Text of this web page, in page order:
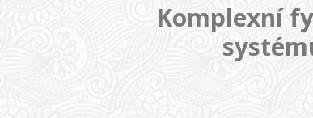
Komplexní